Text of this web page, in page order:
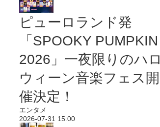
ピューロランド発
「SPOOKY PUMPKIN
2026」一夜限りのハロ
ウィーン音楽フェス開
催決定！
エンタメ
2026-07-31 15:00